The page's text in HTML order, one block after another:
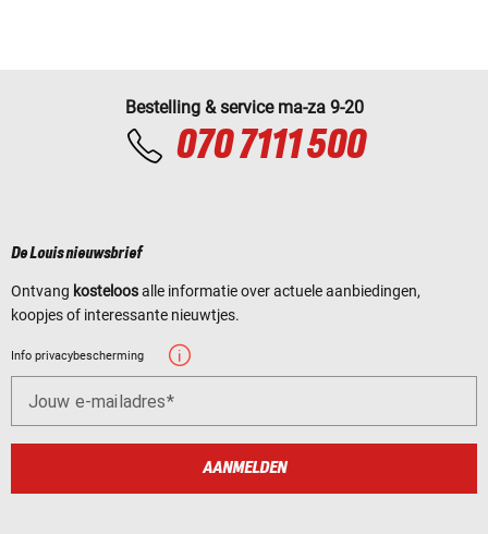
Bestelling & service ma-za 9-20
070 7111 500
De Louis nieuwsbrief
Ontvang kosteloosalle informatie over actuele aanbiedingen,
koopjes of interessante nieuwtjes.
Info privacybescherming
Jouw e-mailadres
AANMELDEN